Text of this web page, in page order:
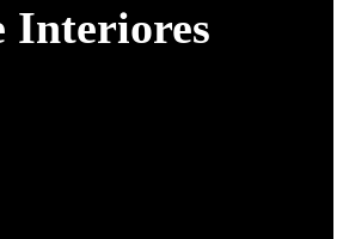
Interiores